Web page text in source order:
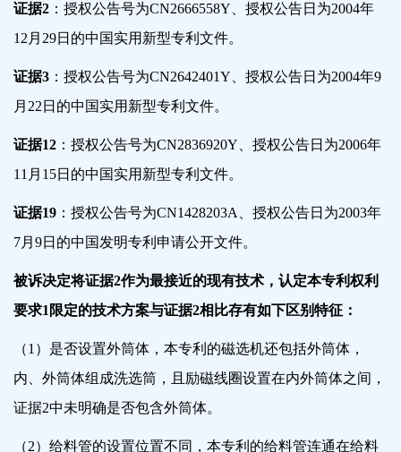
证据2 ：授权公告号为CN2666558Y、授权公告日为2004年
12月29日的中国实用新型专利文件。
证据3 ：授权公告号为CN2642401Y、授权公告日为2004年9
月22日的中国实用新型专利文件。
证据12 ：授权公告号为CN2836920Y、授权公告日为2006年
11月15日的中国实用新型专利文件。
证据19 ：授权公告号为CN1428203A、授权公告日为2003年
7月9日的中国发明专利申请公开文件。
被诉决定将证据2作为最接近的现有技术，认定本专利权利
要求1限定的技术方案与证据2相比存有如下区别特征：
（1）是否设置外筒体，本专利的磁选机还包括外筒体，
内、外筒体组成洗选筒，且励磁线圈设置在内外筒体之间，
证据2中未明确是否包含外筒体。
（2）给料管的设置位置不同，本专利的给料管连通在给料